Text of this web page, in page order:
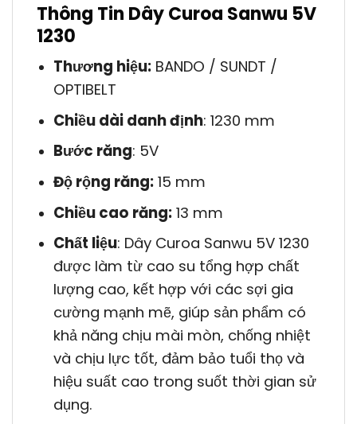
Thông Tin Dây Curoa Sanwu 5V
1230
Thương hiệu:BANDO / SUNDT /
OPTIBELT
Chiều dài danh định: 1230 mm
Bước răng: 5V
Độ rộng răng:15 mm
Chiều cao răng:13 mm
Chất liệu: Dây Curoa Sanwu 5V 1230
được làm từ cao su tổng hợp chất
lượng cao, kết hợp với các sợi gia
cường mạnh mẽ, giúp sản phẩm có
khả năng chịu mài mòn, chống nhiệt
và chịu lực tốt, đảm bảo tuổi thọ và
hiệu suất cao trong suốt thời gian sử
dụng.